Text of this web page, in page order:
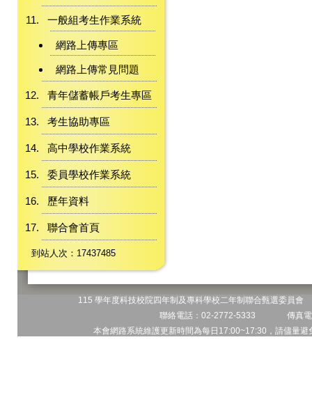
一般組考生作業系統
網路上傳專區
網路上傳常見問題
青年儲蓄帳戶考生專區
考生協助專區
高中學校作業系統
委員學校作業系統
歷年資料
聯合會首頁
到站人次：17437485
115 學年度科技校院四年制及專科學校二年制聯合甄選委員
聯絡電話：02-2772-5333 傳真
本會網路系統維護更新時間為每日17:00~17:30，請儘量